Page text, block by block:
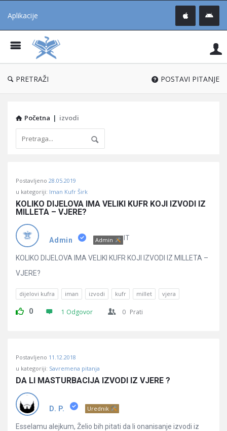
Aplikacije
®
PRETRAŽI POSTAVI PITANJE
Početna | izvodi
Učene
Latest
Pitanja
Postavljeno 28.05.2019
u kategoriji: Iman Kufr Širk
KOLIKO DIJELOVA IMA VELIKI KUFR KOJI IZVODI IZ
MILLETA – VJERE?
Admin Admin IT
KOLIKO DIJELOVA IMA VELIKI KUFR KOJI IZVODI IZ MILLETA –
VJERE?
dijelovi kufra iman izvodi kufr millet vjera
0 1 Odgovor 0 Prati
Postavljeno 11.12.2018
u kategoriji: Savremena pitanja
DA LI MASTURBACIJA IZVODI IZ VJERE ?
D. P. Urednik
Esselamu alejkum, Želio bih pitati da li onanisanje izvodi iz